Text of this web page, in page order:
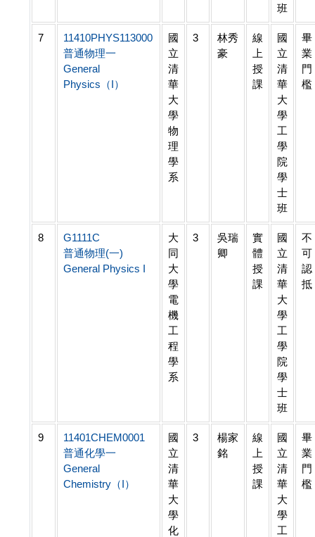
班
7
11410PHYS113000
普通物理一
General
Physics（I）
國
立
清
華
大
學
物
理
學
系
3
林秀
豪
線
上
授
課
國
立
清
華
大
學
工
學
院
學
士
班
畢
業
門
檻
8
G1111C
普通物理(一)
General Physics I
大
同
大
學
電
機
工
程
學
系
3
吳瑞
卿
實
體
授
課
國
立
清
華
大
學
工
學
院
學
士
班
不
可
認
抵
9
11401CHEM0001
普通化學一
General
Chemistry（I）
國
立
清
華
大
學
化
3
楊家
銘
線
上
授
課
國
立
清
華
大
學
工
畢
業
門
檻